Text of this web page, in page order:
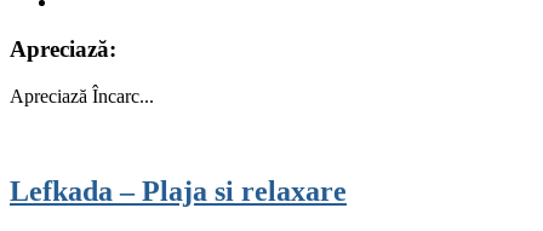
Apreciază:
Apreciază Încarc...
Lefkada – Plaja si relaxare